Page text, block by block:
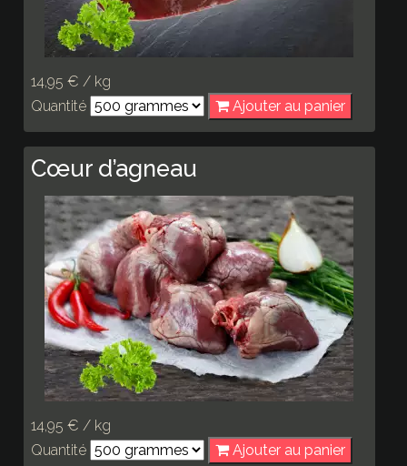
14,95 € / kg
Quantité
Ajouter au panier
Cœur d’agneau
14,95 € / kg
Quantité
Ajouter au panier